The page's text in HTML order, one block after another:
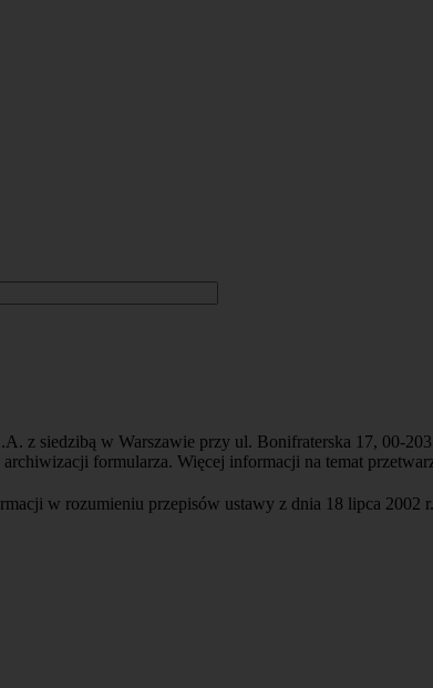
z siedzibą w Warszawie przy ul. Bonifraterska 17, 00-
formularza. Więcej informacji na temat
w rozumieniu przepisów ustawy z dnia 18 lipca 2002